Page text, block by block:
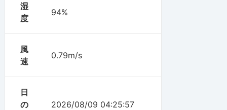
湿
度
94%
風
速
0.79m/s
日
の
2026/08/09 04:25:57